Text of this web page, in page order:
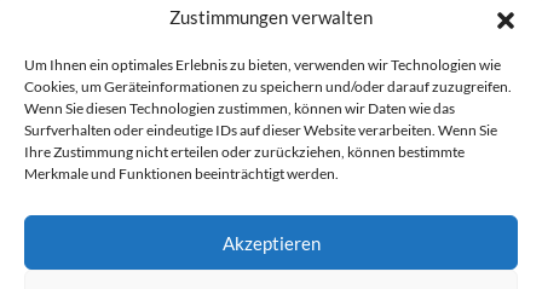
Zustimmungen verwalten
Um Ihnen ein optimales Erlebnis zu bieten, verwenden wir Technologien wie
Cookies, um Geräteinformationen zu speichern und/oder darauf zuzugreifen.
Wenn Sie diesen Technologien zustimmen, können wir Daten wie das
Surfverhalten oder eindeutige IDs auf dieser Website verarbeiten. Wenn Sie
Ihre Zustimmung nicht erteilen oder zurückziehen, können bestimmte
Merkmale und Funktionen beeinträchtigt werden.
Akzeptieren
Popular Editorials
Popular Free Games
LATEST UPDATES